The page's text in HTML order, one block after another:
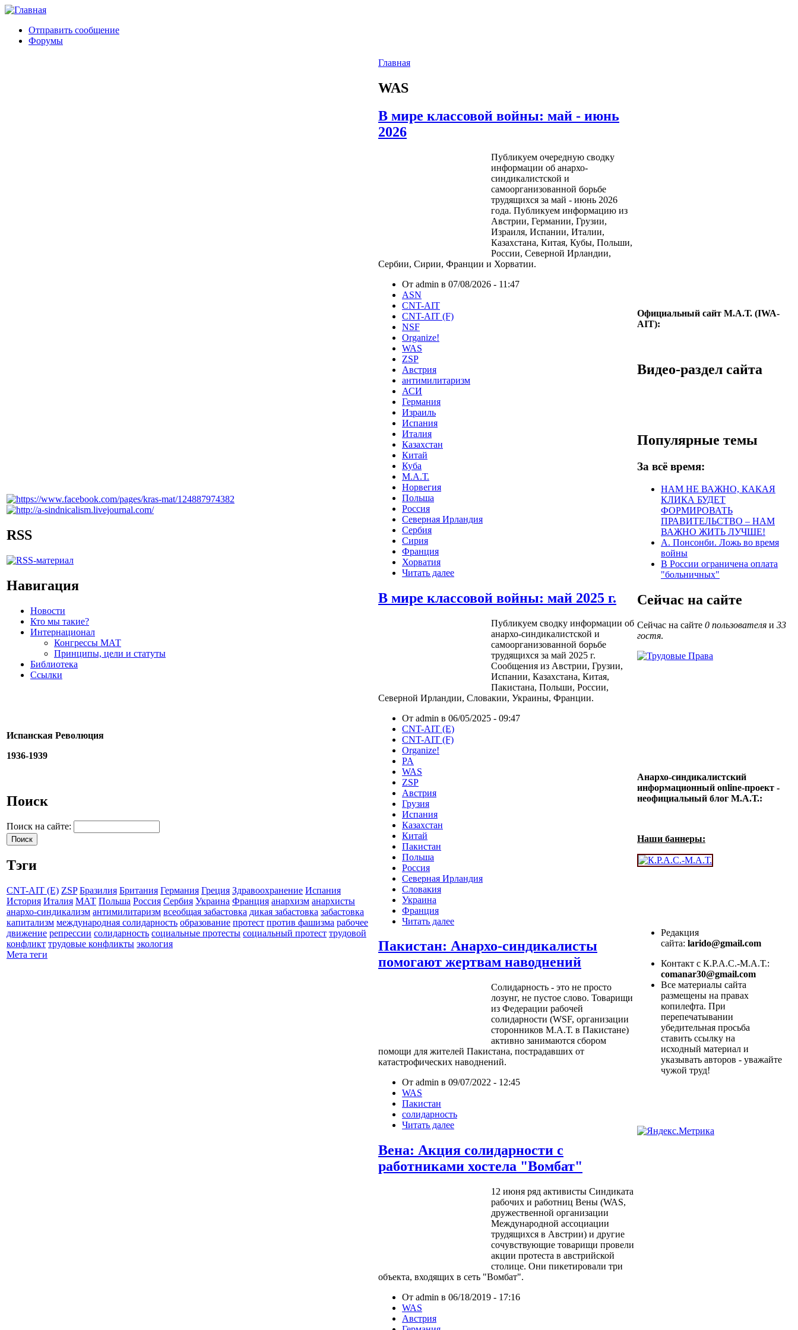
Отправить сообщение
Форумы
RSS
Навигация
Новости
Кто мы такие?
Интернационал
Конгрессы МАТ
Принципы, цели и статуты
Библиотека
Ссылки
Испанская Революция
1936-1939
Поиск
Поиск на сайте:
Тэги
CNT-AIT (E) ZSP Бразилия Британия Германия Греция Здравоохранение Испания
История Италия МАТ Польша Россия Сербия Украина Франция анархизм анархисты
анархо-синдикализм антимилитаризм всеобщая забастовка дикая забастовка забастовка
капитализм международная солидарность образование протест против фашизма рабочее
движение репрессии солидарность социальные протесты социальный протест трудовой
конфликт трудовые конфликты экология
Мета теги
Главная
WAS
В мире классовой войны: май - июнь
2026
Публикуем очередную сводку
информации об анархо-
синдикалистской и
самоорганизованной борьбе
трудящихся за май - июнь 2026
года. Публикуем информацию из
Австрии, Германии, Грузии,
Израиля, Испании, Италии,
Казахстана, Китая, Кубы, Польши,
России, Северной Ирландии,
Сербии, Сирии, Франции и Хорватии.
От admin в 07/08/2026 - 11:47
ASN
CNT-AIT
CNT-AIT (F)
NSF
Organize!
WAS
ZSP
Австрия
антимилитаризм
АСИ
Германия
Израиль
Испания
Италия
Казахстан
Китай
Куба
М.А.Т.
Норвегия
Польша
Россия
Северная Ирландия
Сербия
Сирия
Франция
Хорватия
Читать далее
В мире классовой войны: май 2025 г.
Публикуем сводку информации об
анархо-синдикалистской и
самоорганизованной борьбе
трудящихся за май 2025 г.
Сообщения из Австрии, Грузии,
Испании, Казахстана, Китая,
Пакистана, Польши, России,
Северной Ирландии, Словакии, Украины, Франции.
От admin в 06/05/2025 - 09:47
CNT-AIT (E)
CNT-AIT (F)
Organize!
PA
WAS
ZSP
Австрия
Грузия
Испания
Казахстан
Китай
Пакистан
Польша
Россия
Северная Ирландия
Словакия
Украина
Франция
Читать далее
Пакистан: Анархо-синдикалисты
помогают жертвам наводнений
Солидарность - это не просто
лозунг, не пустое слово. Товарищи
из Федерации рабочей
солидарности (WSF, организации
сторонников М.А.Т. в Пакистане)
активно занимаются сбором
помощи для жителей Пакистана, пострадавших от
катастрофических наводнений.
От admin в 09/07/2022 - 12:45
WAS
Пакистан
солидарность
Читать далее
Вена: Акция солидарности с
работниками хостела "Вомбат"
12 июня ряд активисты Синдиката
рабочих и работниц Вены (WAS,
дружественной организации
Международной ассоциации
трудящихся в Австрии) и другие
сочувствующие товарищи провели
акции протеста в австрийской
столице. Они пикетировали три
объекта, входящих в сеть "Вомбат".
От admin в 06/18/2019 - 17:16
WAS
Австрия
Официальный сайт М.А.Т. (IWA-
AIT):
Видео-раздел сайта
Популярные темы
За всё время:
НАМ НЕ ВАЖНО, КАКАЯ
КЛИКА БУДЕТ
ФОРМИРОВАТЬ
ПРАВИТЕЛЬСТВО – НАМ
ВАЖНО ЖИТЬ ЛУЧШЕ!
А. Понсонби. Ложь во время
войны
В России ограничена оплата
"больничных"
Сейчас на сайте
Сейчас на сайте 0 пользователя и 33
гостя.
Анархо-синдикалистский
информационный online-проект -
неофициальный блог М.А.Т.:
Наши баннеры:
Редакция
сайта: larido@gmail.com
Контакт с К.Р.А.С.-М.А.Т.:
comanar30@gmail.com
Все материалы сайта
размещены на правах
копилефта. При
перепечатывании
убедительная просьба
ставить ссылку на
исходный материал и
указывать авторов - уважайте
чужой труд!